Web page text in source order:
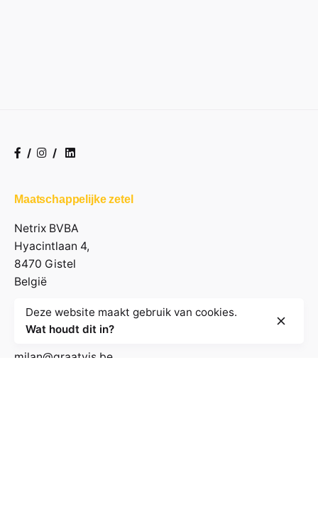
/ /
Maatschappelijke zetel
Netrix BVBA
Hyacintlaan 4,
8470 Gistel
België
Contactgegevens
milan@graatvis.be
Deze website maakt gebruik van cookies.
Wat houdt dit in?